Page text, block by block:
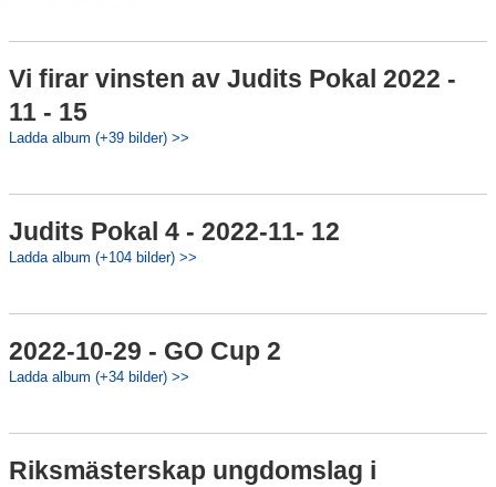
Vi firar vinsten av Judits Pokal 2022 -
11 - 15
Ladda album (+39 bilder) >>
Judits Pokal 4 - 2022-11- 12
Ladda album (+104 bilder) >>
2022-10-29 - GO Cup 2
Ladda album (+34 bilder) >>
Riksmästerskap ungdomslag i